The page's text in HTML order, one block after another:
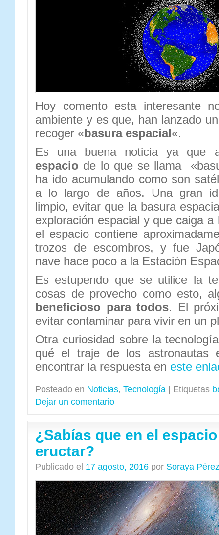
Hoy comento esta interesante
ambiente y es que, han lanzado
recoger «basura espacial«.
Es una buena noticia ya que
espacio de lo que se llama
ha ido acumulando como son
a lo largo de años. Una gran
limpio, evitar que la basura
exploración espacial y que caiga
el espacio contiene
trozos de escombros, y fue
nave hace poco a la Estación
Es estupendo que se utilice la
cosas de provecho como esto,
beneficioso para todos. El
evitar contaminar para vivir en un
Otra curiosidad sobre la
qué el traje de los astronautas
encontrar la respuesta en este
Posteado en Noticias, Tecnología Etiquetas
Dejar un comentario
¿Sabías que en el
eructar?
Publicado el 17 agosto, 2016 por Soraya Pérez